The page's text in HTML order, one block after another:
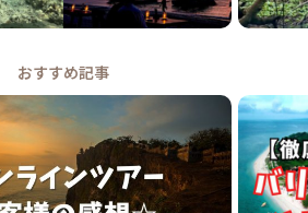
おすすめ記事